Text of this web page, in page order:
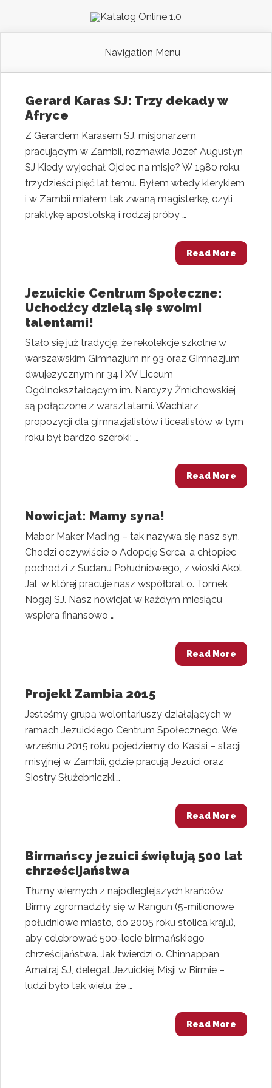
Navigation Menu
Gerard Karas SJ: Trzy dekady w
Afryce
Z Gerardem Karasem SJ, misjonarzem
pracującym w Zambii, rozmawia Józef Augustyn
SJ Kiedy wyjechał Ojciec na misje? W 1980 roku,
trzydzieści pięć lat temu. Byłem wtedy klerykiem
i w Zambii miałem tak zwaną magisterkę, czyli
praktykę apostolską i rodzaj próby …
Read More
Jezuickie Centrum Społeczne:
Uchodźcy dzielą się swoimi
talentami!
Stało się już tradycję, że rekolekcje szkolne w
warszawskim Gimnazjum nr 93 oraz Gimnazjum
dwujęzycznym nr 34 i XV Liceum
Ogólnokształcącym im. Narcyzy Żmichowskiej
są połączone z warsztatami. Wachlarz
propozycji dla gimnazjalistów i licealistów w tym
roku był bardzo szeroki: …
Read More
Nowicjat: Mamy syna!
Mabor Maker Mading – tak nazywa się nasz syn.
Chodzi oczywiście o Adopcję Serca, a chłopiec
pochodzi z Sudanu Południowego, z wioski Akol
Jal, w której pracuje nasz współbrat o. Tomek
Nogaj SJ. Nasz nowicjat w każdym miesiącu
wspiera finansowo …
Read More
Projekt Zambia 2015
Jesteśmy grupą wolontariuszy działających w
ramach Jezuickiego Centrum Społecznego. We
wrześniu 2015 roku pojedziemy do Kasisi – stacji
misyjnej w Zambii, gdzie pracują Jezuici oraz
Siostry Służebniczki.…
Read More
Birmańscy jezuici świętują 500 lat
chrześcijaństwa
Tłumy wiernych z najodleglejszych krańców
Birmy zgromadziły się w Rangun (5-milionowe
południowe miasto, do 2005 roku stolica kraju),
aby celebrować 500-lecie birmańskiego
chrześcijaństwa. Jak twierdzi o. Chinnappan
Amalraj SJ, delegat Jezuickiej Misji w Birmie –
ludzi było tak wielu, że …
Read More